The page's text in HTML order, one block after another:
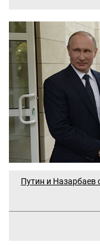
Путин и Назарбаев